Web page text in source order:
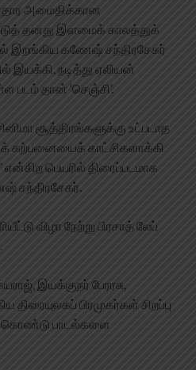
அமைதிக்கான
தனது இளமைக் காலத்துக்
இறங்கிய கணேஷ் சந்திரசேகர்
இயக்கி, நடித்து ஏலியன்
படம் தான் ‘செஞ்சி’.
சூத்திரங்களுக்கு உட்படாத
கற்பனையைக் காட்சிகளாக்கி
என்கிற பெயரில் திரைப்படமாக
சந்திரசேகர்.
விழா நேற்று பிரசாத் லேப்
இயக்குநர் பேரரசு,
திரையுலகப் பிரமுகர்கள் சிறப்பு
கொண்டு பாடல்களை